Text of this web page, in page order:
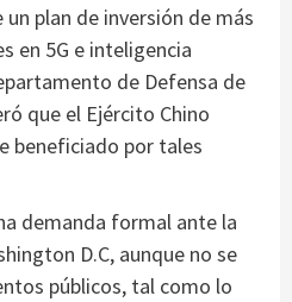
plan de inversión de más
en 5G e inteligencia
de Defensa de
que el Ejército Chino
beneficiado por tales
demanda formal ante la
D.C, aunque no se
públicos, tal como lo